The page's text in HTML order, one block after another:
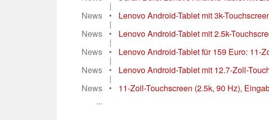
|
News
• Lenovo Android-Tablet mit 3k-
|
News
• Lenovo Android-Tablet mit 2.5k-
|
News
• Lenovo Android-Tablet für 159 Euro: 11-
|
News
• Lenovo Android-Tablet mit 12.7-Zoll-
|
News
•
11-Zoll-Touchscreen (2.5k, 90 Hz),
...